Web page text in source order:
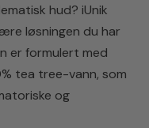
hud? iUnik
løsningen du har
er formulert med
tea tree-vann, som
og